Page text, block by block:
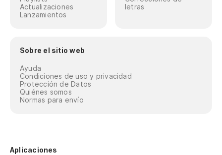
Actualizaciones
Lanzamientos
letras
Sobre el sitio web
Ayuda
Condiciones de uso y privacidad
Protección de Datos
Quiénes somos
Normas para envío
Aplicaciones